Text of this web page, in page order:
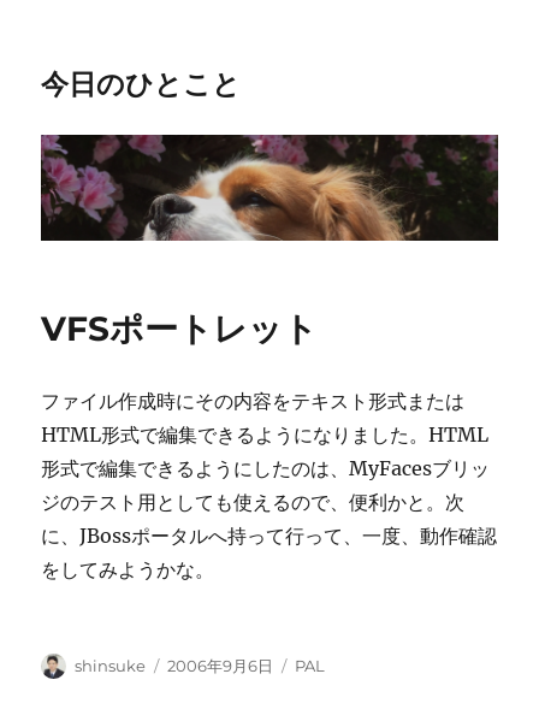
今日のひとこと
VFSポートレット
ファイル作成時にその内容をテキスト形式または
HTML形式で編集できるようになりました。HTML
形式で編集できるようにしたのは、MyFacesブリッ
ジのテスト用としても使えるので、便利かと。次
に、JBossポータルへ持って行って、一度、動作確認
をしてみようかな。
投
shinsuke
投
2006年9月6日
カ
PAL